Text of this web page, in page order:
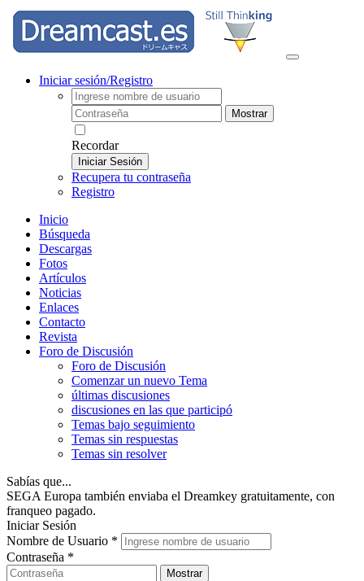
Iniciar sesión/Registro
Mostrar
Recordar
Iniciar Sesión
Recupera tu contraseña
Registro
Inicio
Búsqueda
Descargas
Fotos
Artículos
Noticias
Enlaces
Contacto
Revista
Foro de Discusión
Foro de Discusión
Comenzar un nuevo Tema
últimas discusiones
discusiones en las que participó
Temas bajo seguimiento
Temas sin respuestas
Temas sin resolver
Sabías que...
SEGA Europa también enviaba el Dreamkey gratuitamente, con
franqueo pagado.
Iniciar Sesión
Nombre de Usuario *
Contraseña *
Mostrar